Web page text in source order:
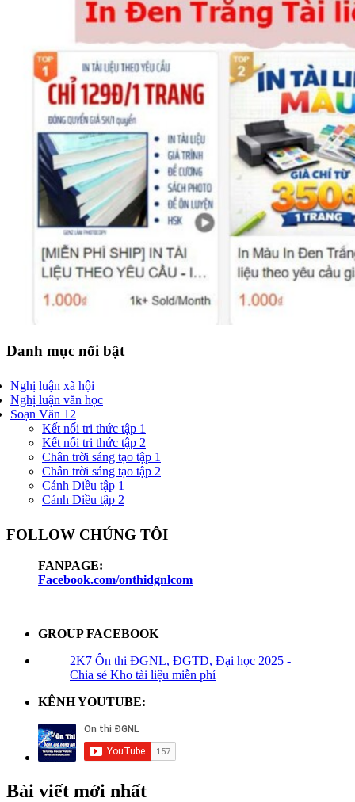
Danh mục nổi bật
Nghị luận xã hội
Nghị luận văn học
Soạn Văn 12
Kết nối tri thức tập 1
Kết nối tri thức tập 2
Chân trời sáng tạo tập 1
Chân trời sáng tạo tập 2
Cánh Diều tập 1
Cánh Diều tập 2
FOLLOW CHÚNG TÔI
FANPAGE:
Facebook.com/onthidgnlcom
GROUP FACEBOOK
2K7 Ôn thi ĐGNL, ĐGTD, Đại học 2025 -
Chia sẻ Kho tài liệu miễn phí
KÊNH YOUTUBE:
Bài viết mới nhất